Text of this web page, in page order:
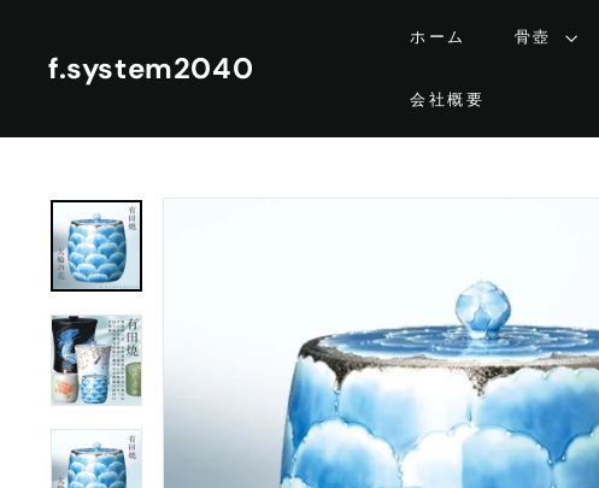
ツ
f.system2040
ホーム 骨壺
会社概要